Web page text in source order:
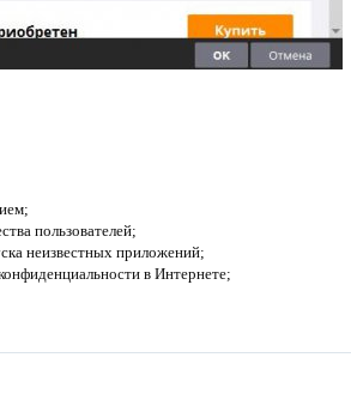
пользователей;
неизвестных приложений;
в Интернете;